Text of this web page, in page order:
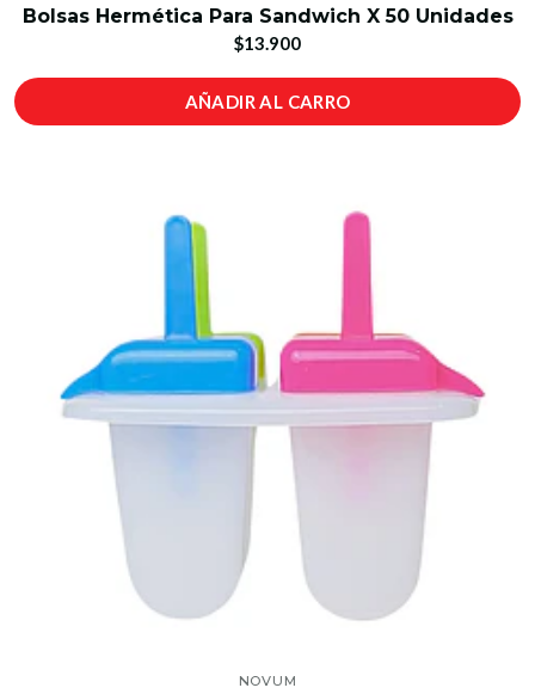
Bolsas Hermética Para Sandwich X 50 Unidades
$13.900
AÑADIR AL CARRO
NOVUM